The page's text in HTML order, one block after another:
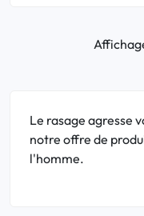
Le rasage agresse
notre offre de
l'homme.